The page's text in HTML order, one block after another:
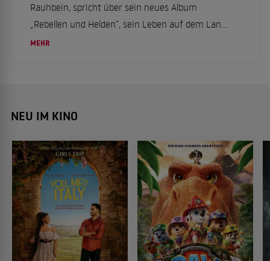
Rauhbein, spricht über sein neues Album
„Rebellen und Helden“, sein Leben auf dem Land
in Nordhessen, seine Leidenschaft für Eishockey
MEHR
NEU IM KINO